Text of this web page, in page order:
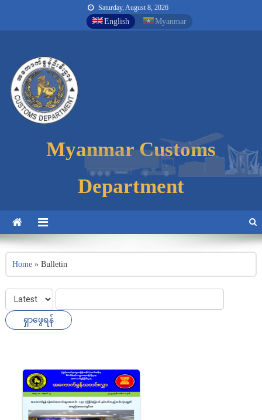
Saturday, August 8, 2026
English Myanmar
Myanmar Customs
Department
Home» Bulletin